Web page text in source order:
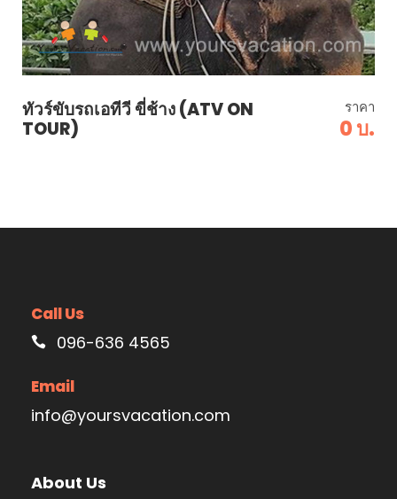
ทัวร์ขับรถเอทีวี ขี่ช้าง (ATV ON
TOUR)
ราคา
0 บ.
Call Us
096-636 4565
Email
info@yoursvacation.com
About Us